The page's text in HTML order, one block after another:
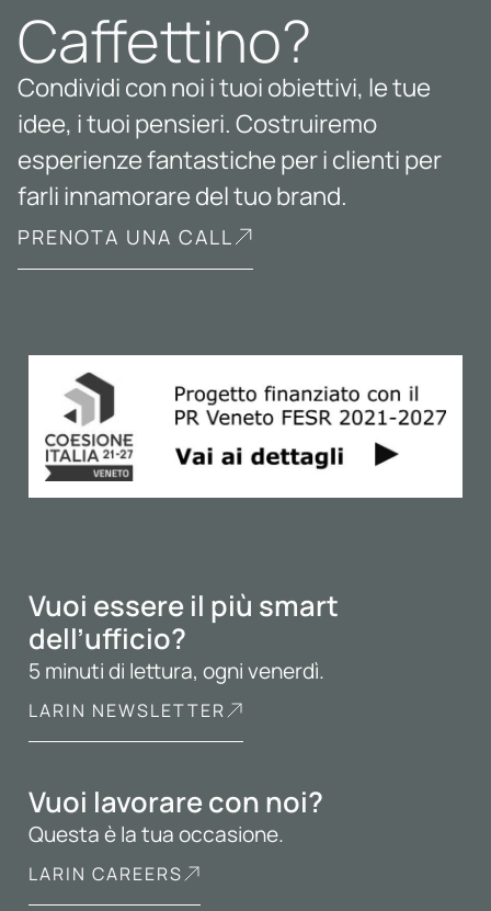
Caffettino?
Condividi con noi i tuoi obiettivi, le tue
idee, i tuoi pensieri. Costruiremo
esperienze fantastiche per i clienti per
farli innamorare del tuo brand.
PRENOTA UNA CALL
Vuoi essere il più smart
dell’ufficio?
5 minuti di lettura, ogni venerdì.
LARIN NEWSLETTER
Vuoi lavorare con noi?
Questa è la tua occasione.
LARIN CAREERS